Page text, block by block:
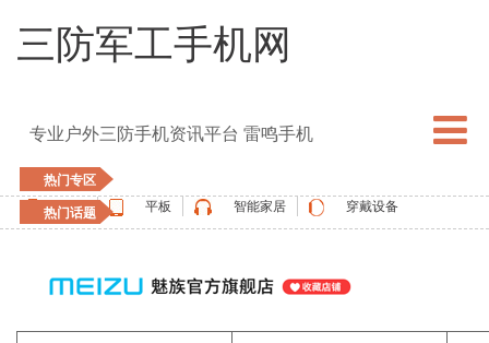
三防军工手机网
专业户外三防手机资讯平台 雷鸣手机
热门专区
手机
平板 智能家居 穿戴设备
热门话题
vernee